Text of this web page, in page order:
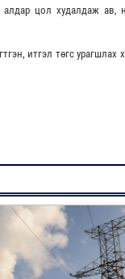
алдар цол худалдаж ав,
итгэл төгс урагшлах